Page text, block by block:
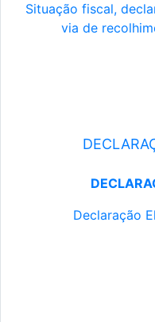
Situação fiscal,
via de
Declaração